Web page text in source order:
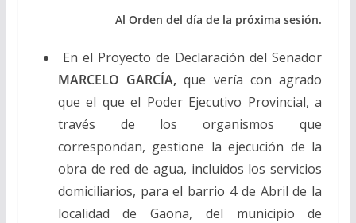
Al Orden del día de la próxima sesión.
En el Proyecto de Declaración del Senador
MARCELO GARCÍA, que vería con agrado
que el que el Poder Ejecutivo Provincial, a
través de los organismos que
correspondan, gestione la ejecución de la
obra de red de agua, incluidos los servicios
domiciliarios, para el barrio 4 de Abril de la
localidad de Gaona, del municipio de